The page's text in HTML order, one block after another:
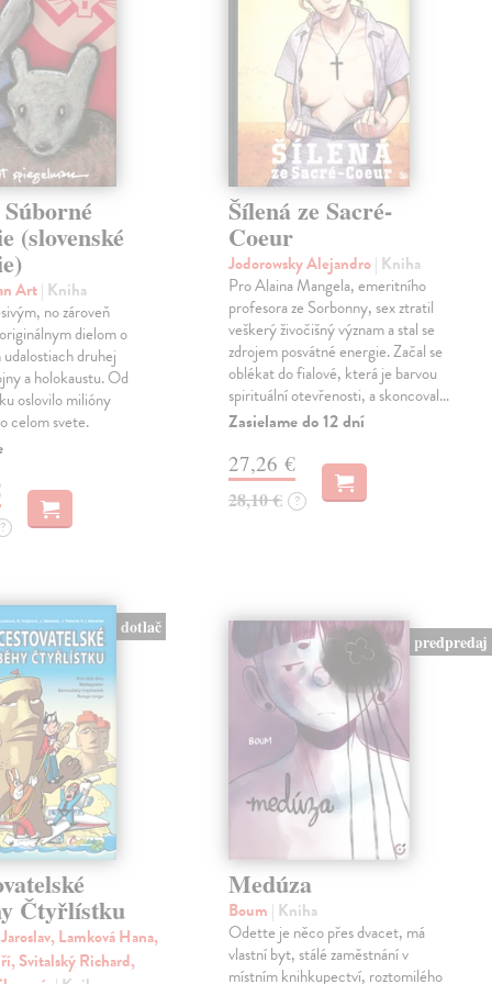
(slovenské
Art| Kniha
no zároveň
dielom o
druhej
a holokaustu. Od
oslovilo milióny
celom svete.
?
Šílená ze Sacré-
Coeur
Jodorowsky Alejandro| Kniha
Pro Alaina Mangela, emeritního
profesora ze Sorbonny, sex ztratil
veškerý živočišný význam a stal se
zdrojem posvátné energie. Začal se
oblékat do fialové, která je barvou
spirituální otevřenosti, a skoncoval…
Zasielame do 12 dní
27,26 €
28,10 € ?
dotlač
Čtyřlístku
Lamková Hana,
Svitalský Richard,
predpredaj
Medúza
Boum | Kniha
Odette je něco přes dvacet, má
vlastní byt, stálé zaměstnání v
místním knihkupectví, roztomilého